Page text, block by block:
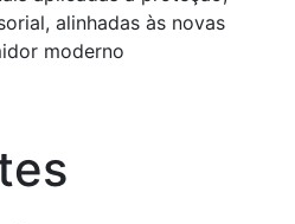
alinhadas às novas
moderno